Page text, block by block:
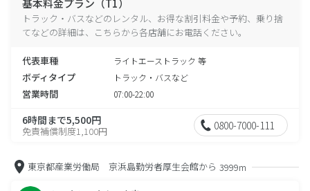
基本料金プラン（T1）
トラック・バスなどのレンタル、お得な割引料金や予約、乗り捨
てなどの詳細は、こちらから各店舗にお電話ください。
代表車種 ライトエーストラック 等
ボディタイプ トラック・バスなど
営業時間 07:00-22:00
6時間まで5,500円
免責補償制度1,100円 0800-7000-111
東京都産業労働局 京浜島勤労者厚生会館から 3999m